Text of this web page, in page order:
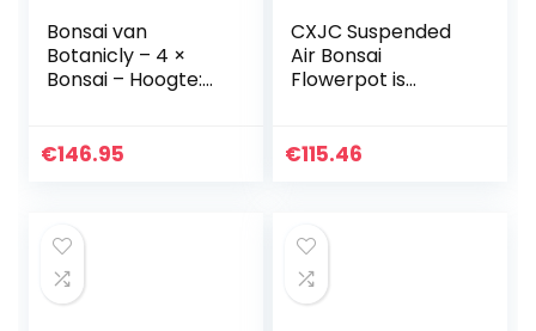
Bonsai van
Botanicly – 4 ×
Bonsai – Hoogte:
€146.95
CXJC Suspended
Air Bonsai
Flowerpot is
gewicht, gemaakt
€115.46